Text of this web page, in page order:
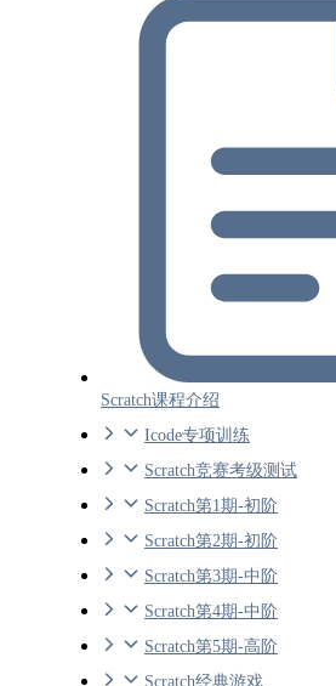
Scratch课程介绍
Icode专项训练
Scratch竞赛考级测试
Scratch第1期-初阶
Scratch第2期-初阶
Scratch第3期-中阶
Scratch第4期-中阶
Scratch第5期-高阶
Scratch经典游戏